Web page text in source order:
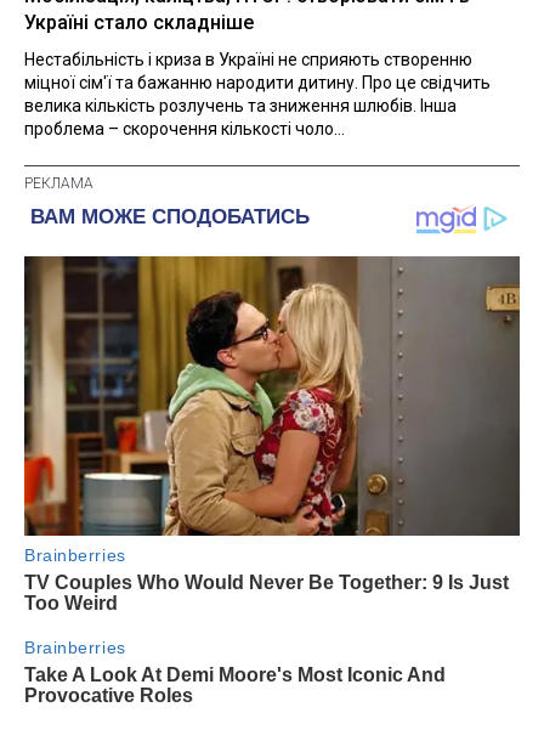
Україні стало складніше
Нестабільність і криза в Україні не сприяють створенню
міцної сім'ї та бажанню народити дитину. Про це свідчить
велика кількість розлучень та зниження шлюбів. Інша
проблема – скорочення кількості чоло...